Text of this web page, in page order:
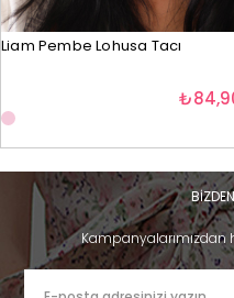
Liam Pembe Lohusa Tacı
Kampanyalarımızdan